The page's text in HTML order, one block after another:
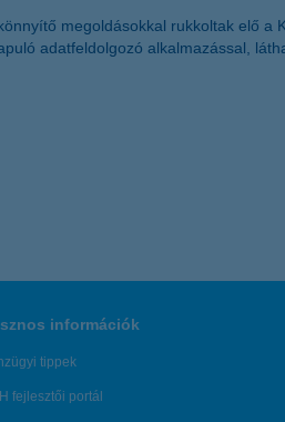
megoldásokkal rukkoltak elő
adatfeldolgozó alkalmazással,
információk
tippek
fejlesztői portál